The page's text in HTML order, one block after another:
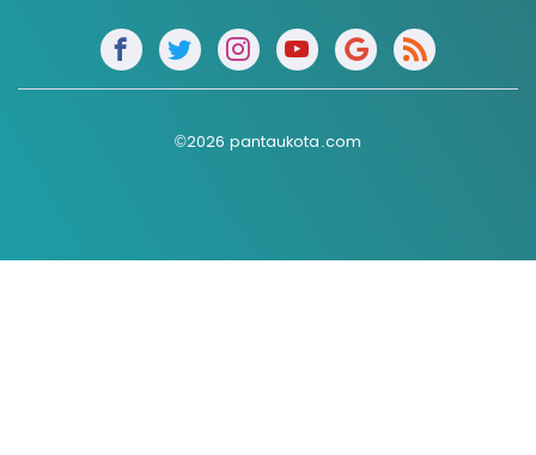
©2026 pantaukota.com